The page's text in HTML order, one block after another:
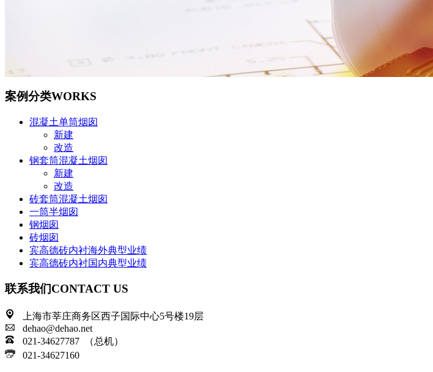
案例分类WORKS
混凝土单筒烟囱
新建
改造
钢套筒混凝土烟囱
新建
改造
砖套筒混凝土烟囱
一筒半烟囱
钢烟囱
砖烟囱
宾高德砖内衬海外典型业绩
宾高德砖内衬国内典型业绩
联系我们CONTACT US
上海市莘庄商务区西子国际中心5号楼19层
dehao@dehao.net
021-34627787 （总机）
021-34627160